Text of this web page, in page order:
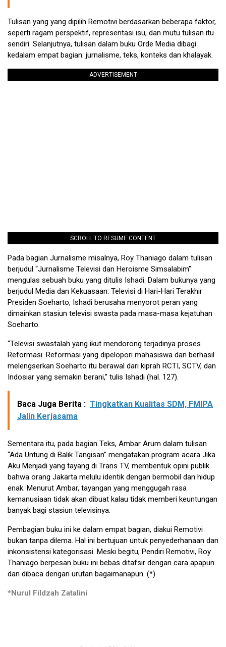
Tulisan yang yang dipilih Remotivi berdasarkan beberapa faktor,
seperti ragam perspektif, representasi isu, dan mutu tulisan itu
sendiri. Selanjutnya, tulisan dalam buku Orde Media dibagi
kedalam empat bagian: jurnalisme, teks, konteks dan khalayak.
ADVERTISEMENT
SCROLL TO RESUME CONTENT
Pada bagian Jurnalisme misalnya, Roy Thaniago dalam tulisan
berjudul “Jurnalisme Televisi dan Heroisme Simsalabim”
mengulas sebuah buku yang ditulis Ishadi. Dalam bukunya yang
berjudul Media dan Kekuasaan: Televisi di Hari-Hari Terakhir
Presiden Soeharto, Ishadi berusaha menyorot peran yang
dimainkan stasiun televisi swasta pada masa-masa kejatuhan
Soeharto.
“Televisi swastalah yang ikut mendorong terjadinya proses
Reformasi. Reformasi yang dipelopori mahasiswa dan berhasil
melengserkan Soeharto itu berawal dari kiprah RCTI, SCTV, dan
Indosiar yang semakin berani,” tulis Ishadi (hal. 127).
Baca Juga Berita : Tingkatkan Kualitas SDM, FMIPA
Jalin Kerjasama
Sementara itu, pada bagian Teks, Ambar Arum dalam tulisan
“Ada Untung di Balik Tangisan” mengatakan program acara Jika
Aku Menjadi yang tayang di Trans TV, membentuk opini publik
bahwa orang Jakarta melulu identik dengan bermobil dan hidup
enak. Menurut Ambar, tayangan yang menggugah rasa
kemanusiaan tidak akan dibuat kalau tidak memberi keuntungan
banyak bagi stasiun televisinya.
Pembagian buku ini ke dalam empat bagian, diakui Remotivi
bukan tanpa dilema. Hal ini bertujuan untuk penyederhanaan dan
inkonsistensi kategorisasi. Meski begitu, Pendiri Remotivi, Roy
Thaniago berpesan buku ini bebas ditafsir dengan cara apapun
dan dibaca dengan urutan bagaimanapun. (*)
*Nurul Fildzah Zatalini